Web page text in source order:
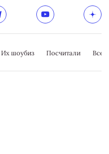
Их шоубиз Посчитали